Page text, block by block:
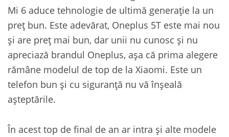
Mi 6 aduce tehnologie de ultimă generație la un
preț bun. Este adevărat, Oneplus 5T este mai nou
și are preț mai bun, dar unii nu cunosc și nu
apreciază brandul Oneplus, așa că prima alegere
rămâne modelul de top de la Xiaomi. Este un
telefon bun și cu siguranță nu vă înșeală
așteptările.
În acest top de final de an ar intra și alte modele